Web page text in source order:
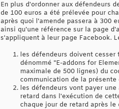
En plus d'ordonner aux défendeurs
de 100 euros a été prélevée pour
après quoi l'amende passera à 300
ainsi qu'une référence sur la page
s'appliquent à leur page Facebook.
les défendeurs doivent
dénommé "E-addons for
maximale de 500 lignes) du
communication de la présente
les défendeurs vont payer
retard dans l'exécution de
chaque jour de retard après